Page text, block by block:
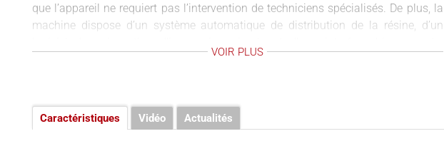
que l’appareil ne requiert pas l’intervention de techniciens spécialisés. De plus, la
machine dispose d’un système automatique de distribution de la résine, d’un
Permettant une impression continue, la Form 3L maintient des conditions
contrôlez et gérez le parc d’imprimantes à distance.
Compatible avec plus de 15 résines techniques, l’appareil contient deux
VOIR PLUS
Caractéristiques Vidéo Actualités